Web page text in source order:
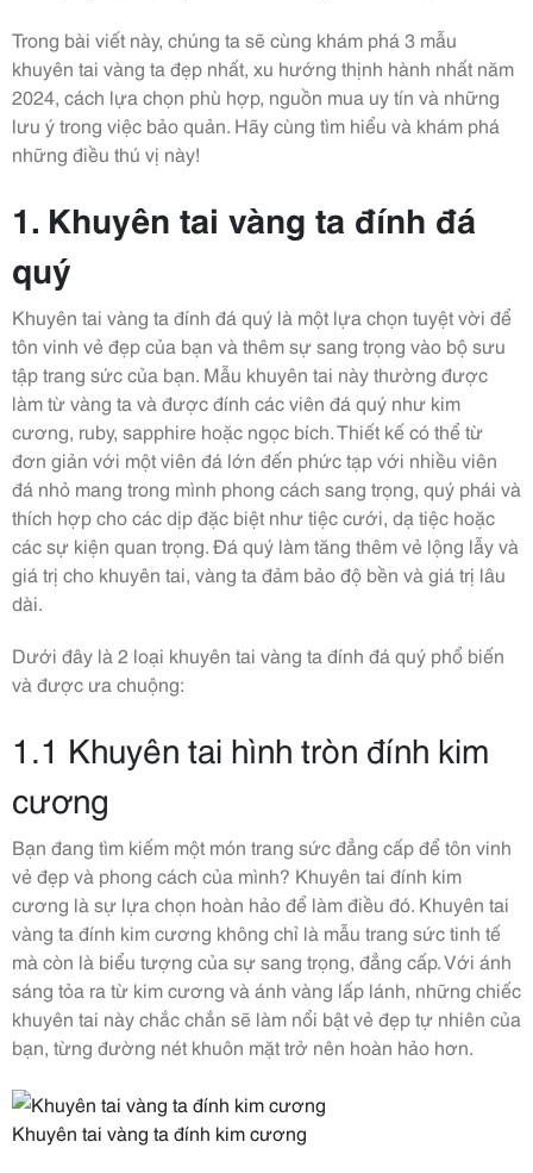
Trong bài viết này, chúng ta sẽ cùng khám phá 3 mẫu
khuyên tai vàng ta đẹp nhất, xu hướng thịnh hành nhất năm
2024, cách lựa chọn phù hợp, nguồn mua uy tín và những
lưu ý trong việc bảo quản. Hãy cùng tìm hiểu và khám phá
những điều thú vị này!
1. Khuyên tai vàng ta đính đá
quý
Khuyên tai vàng ta đính đá quý là một lựa chọn tuyệt vời để
tôn vinh vẻ đẹp của bạn và thêm sự sang trọng vào bộ sưu
tập trang sức của bạn. Mẫu khuyên tai này thường được
làm từ vàng ta và được đính các viên đá quý như kim
cương, ruby, sapphire hoặc ngọc bích. Thiết kế có thể từ
đơn giản với một viên đá lớn đến phức tạp với nhiều viên
đá nhỏ mang trong mình phong cách sang trọng, quý phái và
thích hợp cho các dịp đặc biệt như tiệc cưới, dạ tiệc hoặc
các sự kiện quan trọng. Đá quý làm tăng thêm vẻ lộng lẫy và
giá trị cho khuyên tai, vàng ta đảm bảo độ bền và giá trị lâu
dài.
Dưới đây là 2 loại khuyên tai vàng ta đính đá quý phổ biến
và được ưa chuộng:
1.1 Khuyên tai hình tròn đính kim
cương
Bạn đang tìm kiếm một món trang sức đẳng cấp để tôn vinh
vẻ đẹp và phong cách của mình? Khuyên tai đính kim
cương là sự lựa chọn hoàn hảo để làm điều đó. Khuyên tai
vàng ta đính kim cương không chỉ là mẫu trang sức tinh tế
mà còn là biểu tượng của sự sang trọng, đẳng cấp. Với ánh
sáng tỏa ra từ kim cương và ánh vàng lấp lánh, những chiếc
khuyên tai này chắc chắn sẽ làm nổi bật vẻ đẹp tự nhiên của
bạn, từng đường nét khuôn mặt trở nên hoàn hảo hơn.
Khuyên tai vàng ta đính kim cương